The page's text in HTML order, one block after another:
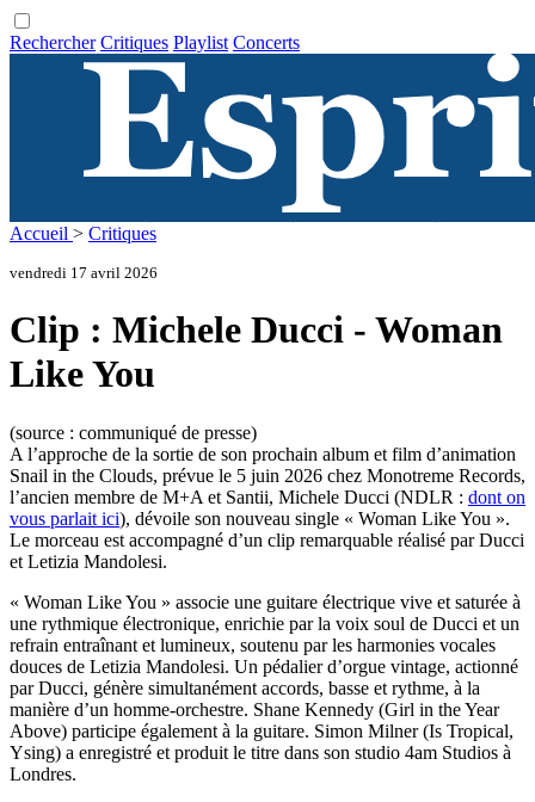
Rechercher Critiques Playlist Concerts
Accueil > Critiques
vendredi 17 avril 2026
Clip : Michele Ducci - Woman
Like You
(source : communiqué de presse)
A l’approche de la sortie de son prochain album et film d’animation
Snail in the Clouds, prévue le 5 juin 2026 chez Monotreme Records,
l’ancien membre de M+A et Santii, Michele Ducci (NDLR : dont on
vous parlait ici), dévoile son nouveau single « Woman Like You ».
Le morceau est accompagné d’un clip remarquable réalisé par Ducci
et Letizia Mandolesi.
« Woman Like You » associe une guitare électrique vive et saturée à
une rythmique électronique, enrichie par la voix soul de Ducci et un
refrain entraînant et lumineux, soutenu par les harmonies vocales
douces de Letizia Mandolesi. Un pédalier d’orgue vintage, actionné
par Ducci, génère simultanément accords, basse et rythme, à la
manière d’un homme-orchestre. Shane Kennedy (Girl in the Year
Above) participe également à la guitare. Simon Milner (Is Tropical,
Ysing) a enregistré et produit le titre dans son studio 4am Studios à
Londres.